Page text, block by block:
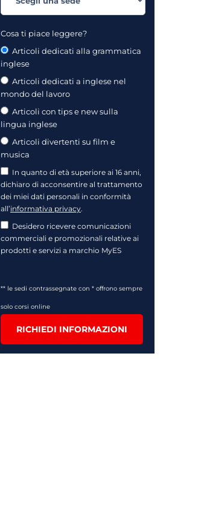
Cosa ti piace leggere?
Articoli dedicati alla grammatica
inglese
Articoli dedicati a inglese nel
mondo del lavoro
Articoli con tips e new sulla
lingua inglese
Articoli divertenti su film e
musica
In quanto di età superiore ai 16 anni,
dichiaro di acconsentire al trattamento
dei miei dati personali in conformità
all’informativa privacy.
Desidero ricevere comunicazioni
commerciali e promozionali relative ai
prodotti e servizi a marchio MyES
** le sedi contrassegnate con * offrono sempre
solo corsi online
RICHIEDI INFORMAZIONI